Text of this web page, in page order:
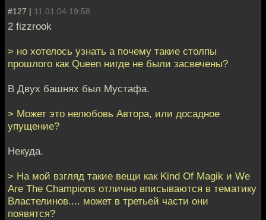
#127 | 11.01.04 19:58
2 fizzrook
> но хотелось узнать а почему такие столпы
прошлого как Queen нигде не были засвечены?
В Двух башнях был Мустафа.
> Может это нелюбовь Автора, или досадное
упущение?
Некуда.
> На мой взгляд такие вещи как Kind Of Magik и We
Are The Champions отлично вписываются в тематику
Властелинов.... может в третьей части они
появятся?